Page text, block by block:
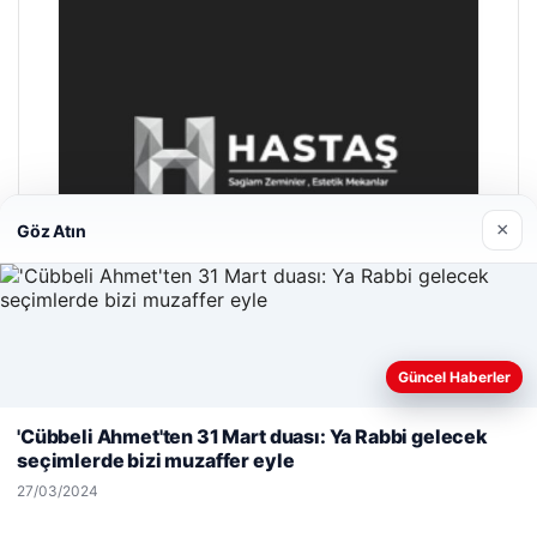
Hastaş Beton
26/05/2026
Web sitemizi nasıl kullandığınızı daha iyi anlayabilmek,
kullanıyoruz.Çerez Politikamız
Reddet
Göz Atın ×
Güncel Haberler
'Cübbeli Ahmet'ten 31 Mart duası: Ya Rabbi gelecek
seçimlerde bizi muzaffer eyle
27/03/2024